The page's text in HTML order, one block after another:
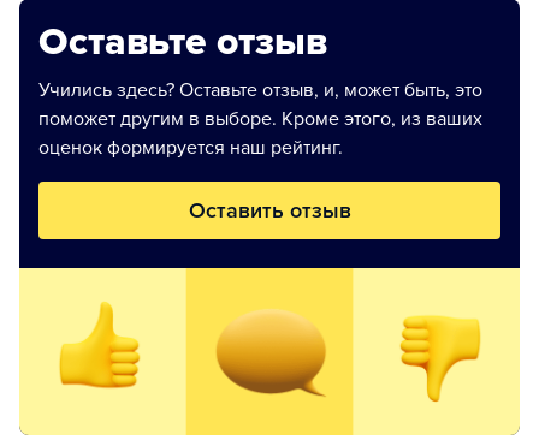
Оставьте отзыв
Учились здесь? Оставьте отзыв, и, может быть, это
поможет другим в выборе. Кроме этого, из ваших
оценок формируется наш рейтинг.
Оставить отзыв